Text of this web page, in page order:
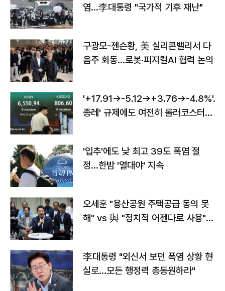
염…李대통령 "국가적 기후 재난"
구광모-젠슨황, 美 실리콘밸리서 다
음주 회동…로봇·피지컬AI 협력 논의
'+17.91→-5.12→+3.76→-4.8%'…'
종레' 규제에도 여전히 롤러코스터
'입추'에도 낮 최고 39도 폭염 절
정…한밤 '열대야' 지속
오세훈 "용산공원 주택공급 동의 못
해" vs 與 "정치적 어젠다로 사용"
李대통령 "외신서 보던 폭염 상황 현
실로…모든 행정력 총동원하라"